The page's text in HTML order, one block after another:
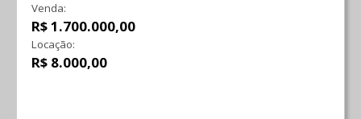
Venda:
R$ 1.700.000,00
Locação:
R$ 8.000,00